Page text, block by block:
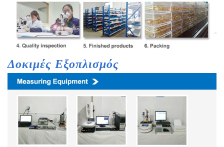
Δοκιμές Εξοπλισμός